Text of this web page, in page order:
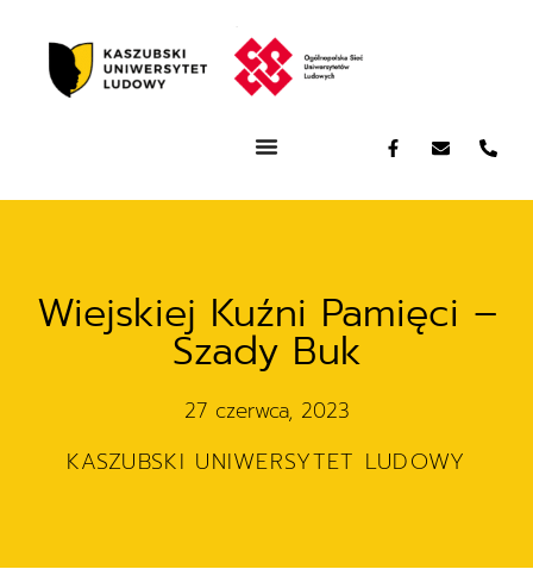
Wiejskiej Kuźni Pamięci –
Szady Buk
27 czerwca, 2023
KASZUBSKI UNIWERSYTET LUDOWY